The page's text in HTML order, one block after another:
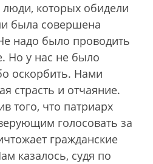
которых обидели
была совершена
надо было проводить
Но у нас не было
оскорбить. Нами
страсть и отчаяние.
того, что патриарх
голосовать за
гражданские
казалось, судя по